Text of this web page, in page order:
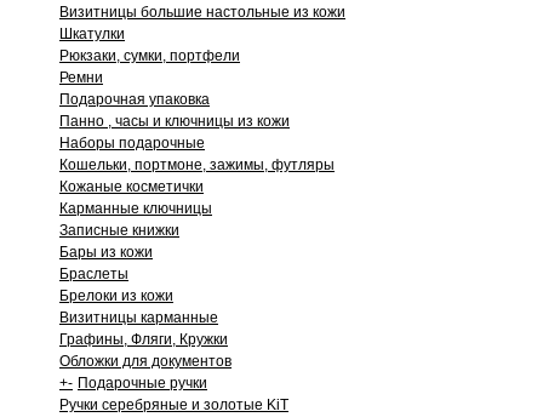
Визитницы большие настольные из кожи
Шкатулки
Рюкзаки, сумки, портфели
Ремни
Подарочная упаковка
Панно , часы и ключницы из кожи
Наборы подарочные
Кошельки, портмоне, зажимы, футляры
Кожаные косметички
Карманные ключницы
Записные книжки
Бары из кожи
Браслеты
Брелоки из кожи
Визитницы карманные
Графины, Фляги, Кружки
Обложки для документов
+- Подарочные ручки
Ручки серебряные и золотые KiT